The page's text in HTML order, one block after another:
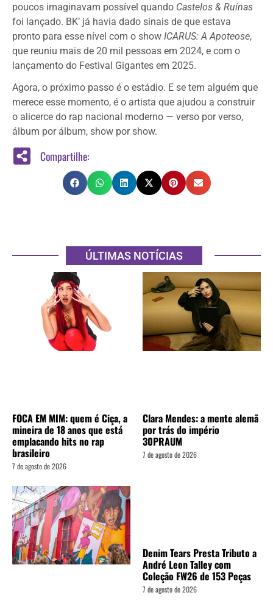
poucos imaginavam possível quando Castelos & Ruínas
foi lançado. BK’ já havia dado sinais de que estava
pronto para esse nível com o show ICARUS: A Apoteose,
que reuniu mais de 20 mil pessoas em 2024, e com o
lançamento do Festival Gigantes em 2025.
Agora, o próximo passo é o estádio. E se tem alguém que
merece esse momento, é o artista que ajudou a construir
o alicerce do rap nacional moderno — verso por verso,
álbum por álbum, show por show.
Compartilhe:
ÚLTIMAS NOTÍCIAS
FOCA EM MIM: quem é Ciça, a
mineira de 18 anos que está
emplacando hits no rap
brasileiro
7 de agosto de 2026
Clara Mendes: a mente alemã
por trás do império
30PRAUM
7 de agosto de 2026
Denim Tears Presta Tributo a
André Leon Talley com
Coleção FW26 de 153 Peças
7 de agosto de 2026